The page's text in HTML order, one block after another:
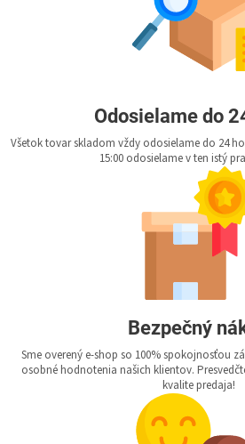
Odosielame do
Všetok tovar skladom vždy odosielame do 24
15:00 odosielame v ten istý
Bezpečný
Sme overený e-shop so 100% spokojnosťou
osobné hodnotenia našich klientov.
kvalite predaja!